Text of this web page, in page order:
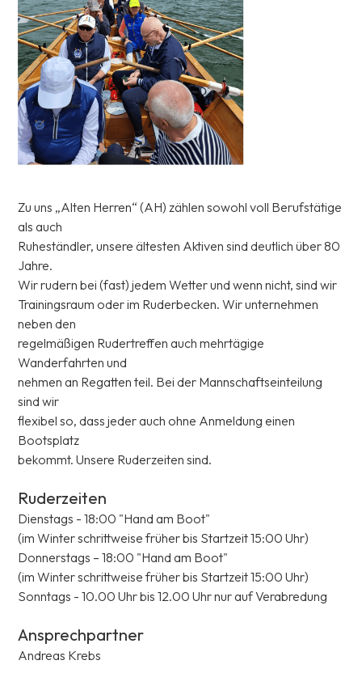
Zu uns „Alten Herren“ (AH) zählen sowohl voll Berufstätige
als auch
Ruheständler, unsere ältesten Aktiven sind deutlich über 80
Jahre.
Wir rudern bei (fast) jedem Wetter und wenn nicht, sind wir
Trainingsraum oder im Ruderbecken. Wir unternehmen
neben den
regelmäßigen Rudertreffen auch mehrtägige
Wanderfahrten und
nehmen an Regatten teil. Bei der Mannschaftseinteilung
sind wir
flexibel so, dass jeder auch ohne Anmeldung einen
Bootsplatz
bekommt. Unsere Ruderzeiten sind.
Ruderzeiten
Dienstags - 18:00 "Hand am Boot"
(im Winter schrittweise früher bis Startzeit 15:00 Uhr)
Donnerstags – 18:00 "Hand am Boot"
(im Winter schrittweise früher bis Startzeit 15:00 Uhr)
Sonntags - 10.00 Uhr bis 12.00 Uhr nur auf Verabredung
Ansprechpartner
Andreas Krebs